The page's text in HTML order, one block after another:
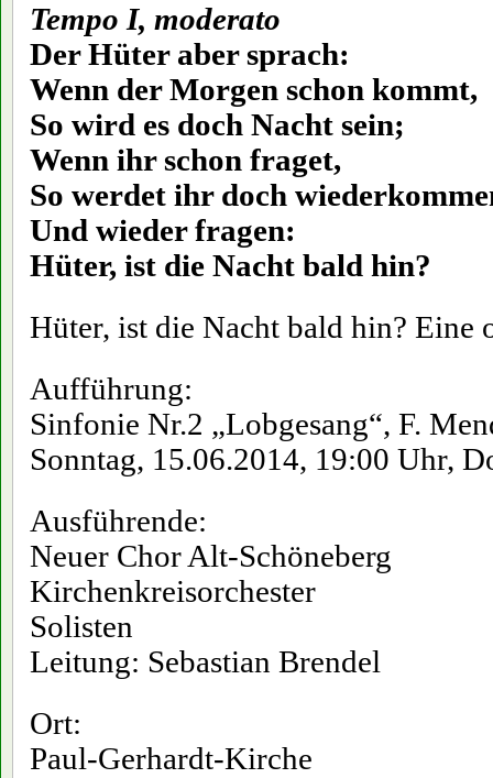
Tempo I, moderato
Der Hüter aber sprach:
Wenn der Morgen schon kommt,
So wird es doch Nacht sein;
Wenn ihr schon fraget,
So werdet ihr doch
Und wieder fragen:
Hüter, ist die Nacht bald hin?
Hüter, ist die Nacht bald hin? Eine
Aufführung:
Sinfonie Nr.2 „Lobgesang“, F.
Sonntag, 15.06.2014, 19:00 Uhr,
Ausführende:
Neuer Chor Alt-Schöneberg
Kirchenkreisorchester
Solisten
Leitung: Sebastian Brendel
Ort:
Paul-Gerhardt-Kirche